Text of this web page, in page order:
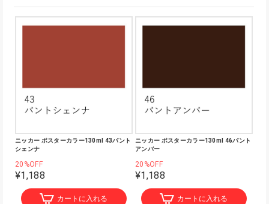
ニッカー ポスターカラー130ml 43バント
シェンナ
20%OFF
¥1,188
カートに入れる
ニッカー ポスターカラー130ml 46バント
アンバー
20%OFF
¥1,188
カートに入れる